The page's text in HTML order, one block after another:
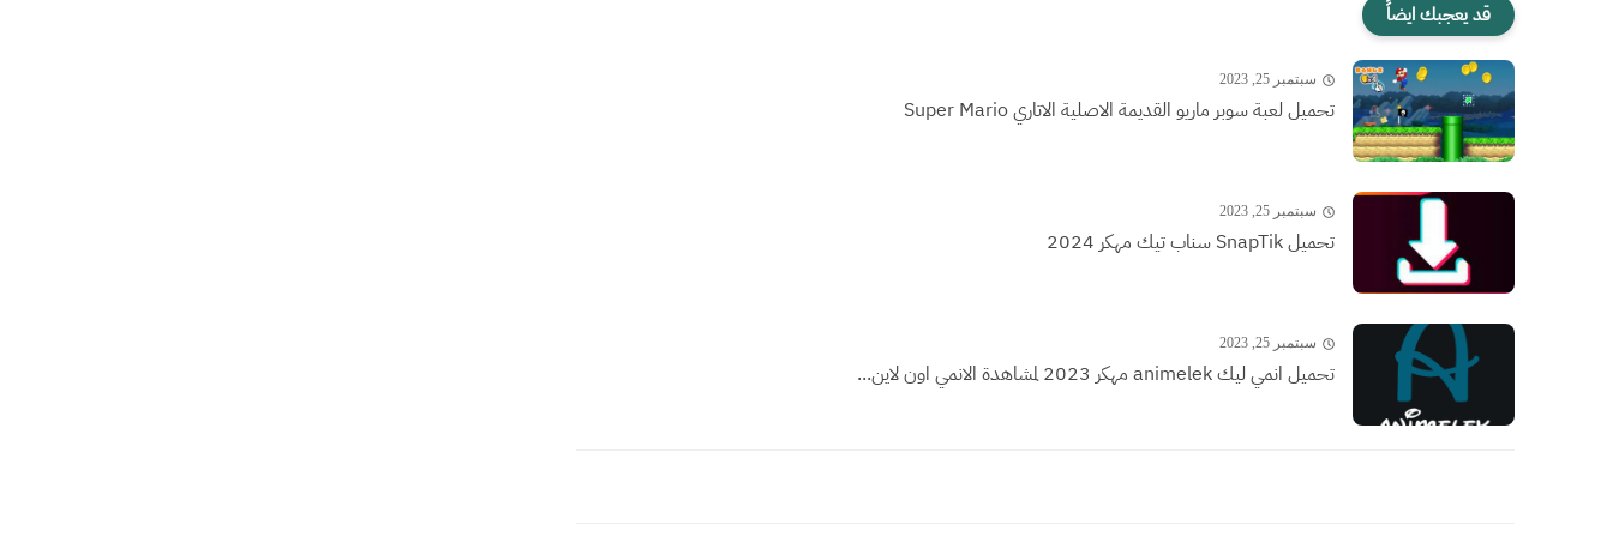
قد يعجبك ايضاً
سبتمبر 25, 2023
تحميل لعبة سوبر ماريو القديمة الاصلية الاتاري Super Mario
سبتمبر 25, 2023
تحميل SnapTik سناب تيك مهكر 2024
سبتمبر 25, 2023
تحميل انمي ليك animelek مهكر 2023 لمشاهدة الانمي اون لاين...